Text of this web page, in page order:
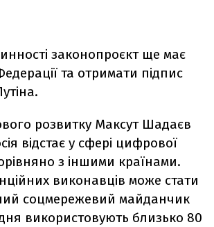
законопроєкт ще має
та отримати підпис
розвитку Максут Шадаєв
відстає у сфері цифрової
з іншими країнами.
виконавців може стати
соцмережевий майданчик
використовують близько 80